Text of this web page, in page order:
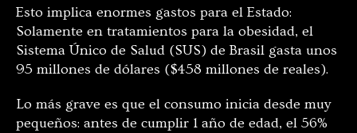
Esto implica enormes gastos para el Estado:
Solamente en tratamientos para la obesidad, el
Sistema Único de Salud (SUS) de Brasil gasta unos
95 millones de dólares ($458 millones de reales).
Lo más grave es que el consumo inicia desde muy
pequeños: antes de cumplir 1 año de edad, el 56%